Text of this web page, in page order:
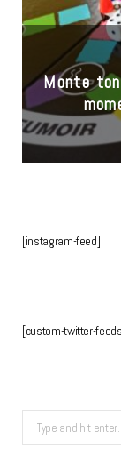
Monte
[instagram-feed]
[custom-twitter-
Search
for: